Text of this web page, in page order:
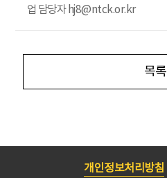
업 담당자 hj8@ntck.or.kr
목록
개인정보처리방침